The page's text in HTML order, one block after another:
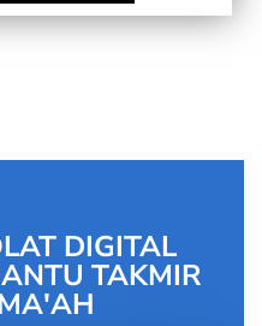
DIGITAL
TAKMIR